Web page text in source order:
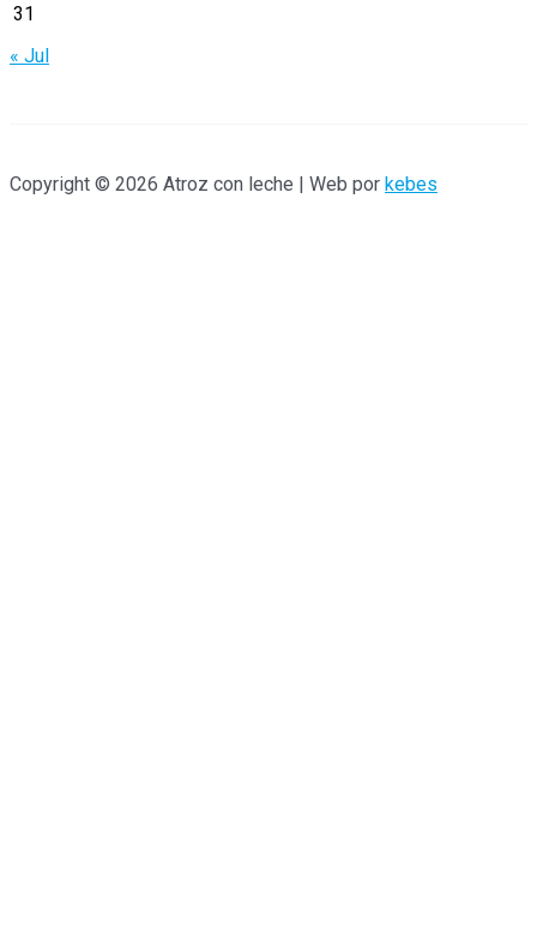
31
« Jul
Copyright © 2026 Atroz con leche | Web por kebes